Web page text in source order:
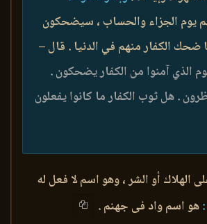
يوم الجزاء والحساب ، سيضحكون
ضحك الكفار منهم في الدنيا . قال –
الذي آمنوا من الكفار يضحكون .
. هل ثوب الكفار ما كانوا يفعلون
الهلاك أو الشر ، وهو اسم لا فعل له
هو اسم واد فى جهنم .